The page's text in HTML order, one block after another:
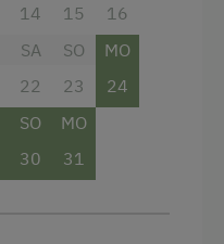
14
15
16
SA
22
SO
23
MO
24
SO
30
MO
31